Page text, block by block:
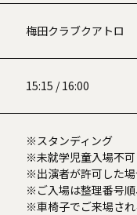
梅田クラブクアトロ
15:15 / 16:00
※スタンディング
※未就学児童⼊場不可
※出演者が許可した
※ご⼊場は整理番号順
※⾞椅⼦でご来場され